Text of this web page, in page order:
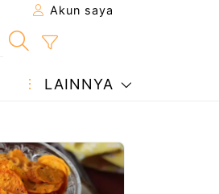
Akun saya
LAINNYA